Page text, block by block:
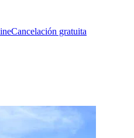
Cancelación gratuita